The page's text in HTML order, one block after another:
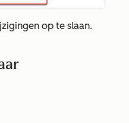
op te slaan.